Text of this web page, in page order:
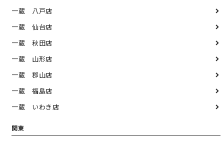
一蔵 八戸店
一蔵 仙台店
一蔵 秋田店
一蔵 山形店
一蔵 郡山店
一蔵 福島店
一蔵 いわき店
関東